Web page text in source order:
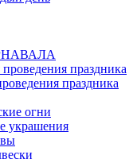
праздника
праздника
огни
украшения